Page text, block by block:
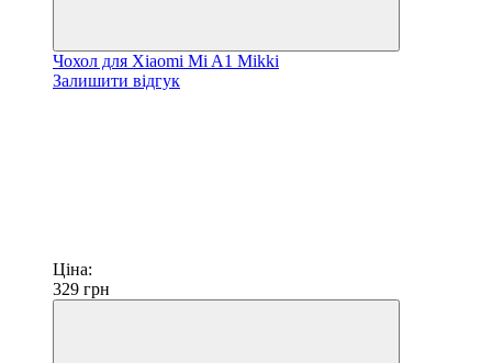
Чохол для Xiaomi Mi A1 Mikki
Залишити відгук
Ціна:
329 грн